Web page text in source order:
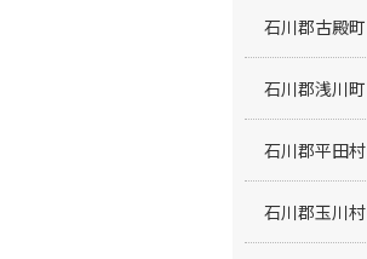
石川郡古殿町
石川郡浅川町
石川郡平田村
石川郡玉川村